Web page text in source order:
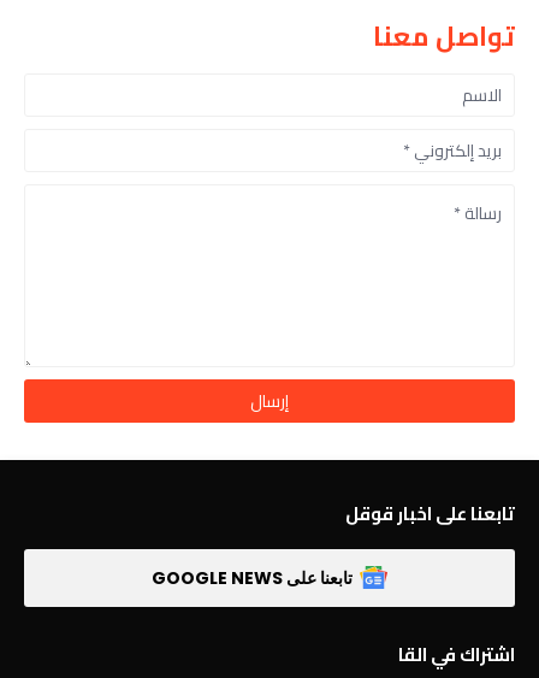
تواصل معنا
تابعنا على اخبار قوقل
تابعنا على GOOGLE NEWS
اشتراك في القا